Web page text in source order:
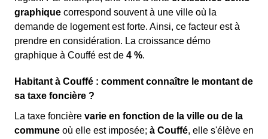
graphique correspond souvent à une ville où la
demande de logement est forte. Ainsi, ce facteur est à
prendre en considération. La croissance démo
graphique à Couffé est de 4 %.
Habitant à Couffé : comment connaître le montant de
sa taxe foncière ?
La taxe foncière varie en fonction de la ville ou de la
commune où elle est imposée; à Couffé, elle s'élève en